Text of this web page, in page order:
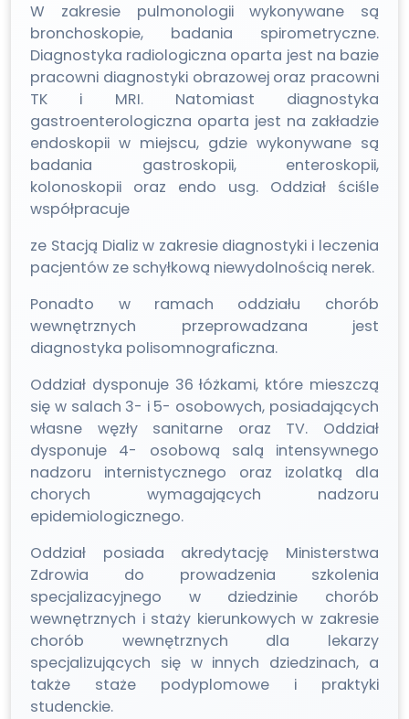
W zakresie pulmonologii wykonywane są
bronchoskopie, badania spirometryczne.
Diagnostyka radiologiczna oparta jest na bazie
pracowni diagnostyki obrazowej oraz pracowni
TK i MRI. Natomiast diagnostyka
gastroenterologiczna oparta jest na zakładzie
endoskopii w miejscu, gdzie wykonywane są
badania gastroskopii, enteroskopii,
kolonoskopii oraz endo usg. Oddział ściśle
współpracuje
ze Stacją Dializ w zakresie diagnostyki i leczenia
pacjentów ze schyłkową niewydolnością nerek.
Ponadto w ramach oddziału chorób
wewnętrznych przeprowadzana jest
diagnostyka polisomnograficzna.
Oddział dysponuje 36 łóżkami, które mieszczą
się w salach 3- i 5- osobowych, posiadających
własne węzły sanitarne oraz TV. Oddział
dysponuje 4- osobową salą intensywnego
nadzoru internistycznego oraz izolatką dla
chorych wymagających nadzoru
epidemiologicznego.
Oddział posiada akredytację Ministerstwa
Zdrowia do prowadzenia szkolenia
specjalizacyjnego w dziedzinie chorób
wewnętrznych i staży kierunkowych w zakresie
chorób wewnętrznych dla lekarzy
specjalizujących się w innych dziedzinach, a
także staże podyplomowe i praktyki
studenckie.